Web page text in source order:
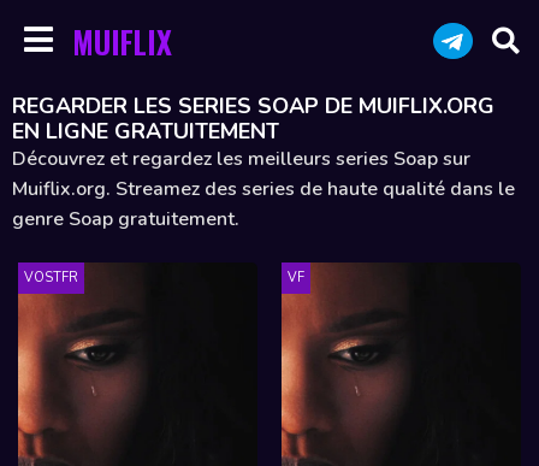
MUIFLIX
REGARDER LES SERIES SOAP DE MUIFLIX.ORG
EN LIGNE GRATUITEMENT
Découvrez et regardez les meilleurs series Soap sur
Muiflix.org. Streamez des series de haute qualité dans le
genre Soap gratuitement.
VOSTFR VF